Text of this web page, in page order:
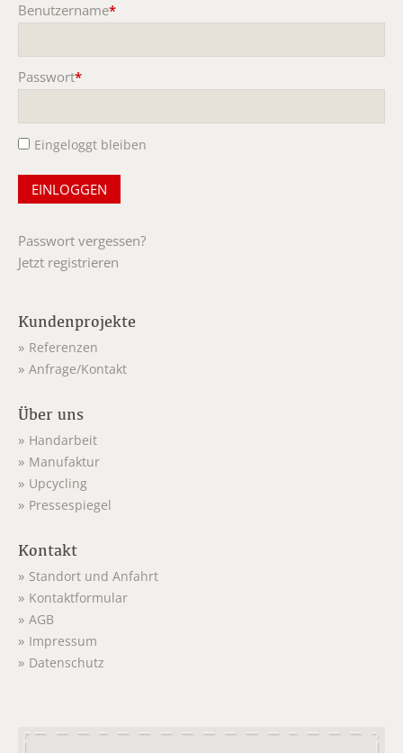
Benutzername*
Passwort*
Eingeloggt bleiben
Passwort vergessen?
Jetzt registrieren
Kundenprojekte
Referenzen
Anfrage/Kontakt
Über uns
Handarbeit
Manufaktur
Upcycling
Pressespiegel
Kontakt
Standort und Anfahrt
Kontaktformular
AGB
Impressum
Datenschutz